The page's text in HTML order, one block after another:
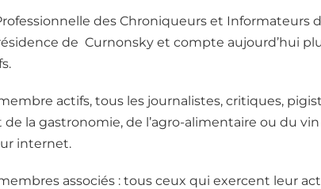
des Chroniqueurs et Informateurs
de Curnonsky et compte aujourd’hui
actifs, tous les journalistes, critiques,
la gastronomie, de l’agro-alimentaire ou du vin
internet.
associés : tous ceux qui exercent leur